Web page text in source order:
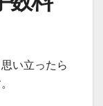
い立ったら